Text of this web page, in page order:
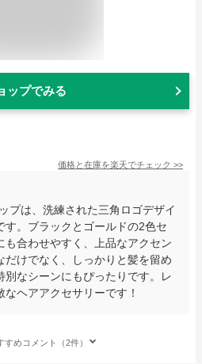
ップでみる
価格と在庫を楽天でチェック >>
プは、洗練された三角ロゴデザイ
す。ブラックとゴールドの2色セ
も合わせやすく、上品なアクセン
だけでなく、しっかりと髪を留め
別なシーンにもぴったりです。レ
ヘアアクセサリーです！
すめコメント（2件）